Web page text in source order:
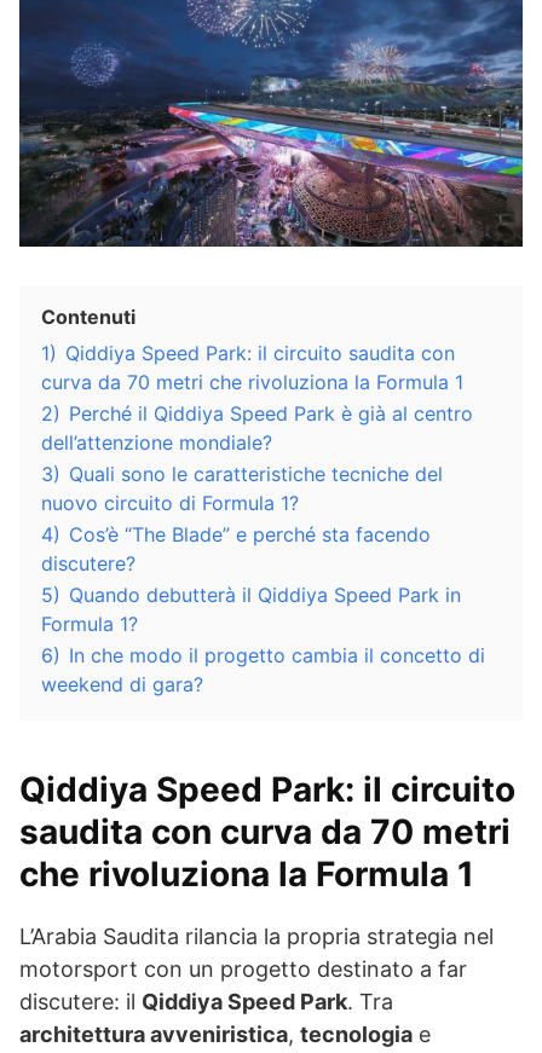
Contenuti
1) Qiddiya Speed Park: il circuito saudita con
curva da 70 metri che rivoluziona la Formula 1
2) Perché il Qiddiya Speed Park è già al centro
dell’attenzione mondiale?
3) Quali sono le caratteristiche tecniche del
nuovo circuito di Formula 1?
4) Cos’è “The Blade” e perché sta facendo
discutere?
5) Quando debutterà il Qiddiya Speed Park in
Formula 1?
6) In che modo il progetto cambia il concetto di
weekend di gara?
Qiddiya Speed Park: il circuito
saudita con curva da 70 metri
che rivoluziona la Formula 1
L’Arabia Saudita rilancia la propria strategia nel
motorsport con un progetto destinato a far
discutere: il Qiddiya Speed Park. Tra
architettura avveniristica, tecnologia e